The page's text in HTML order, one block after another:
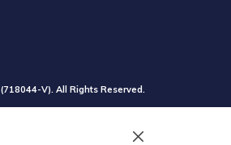
(718044-V). All Rights Reserved.